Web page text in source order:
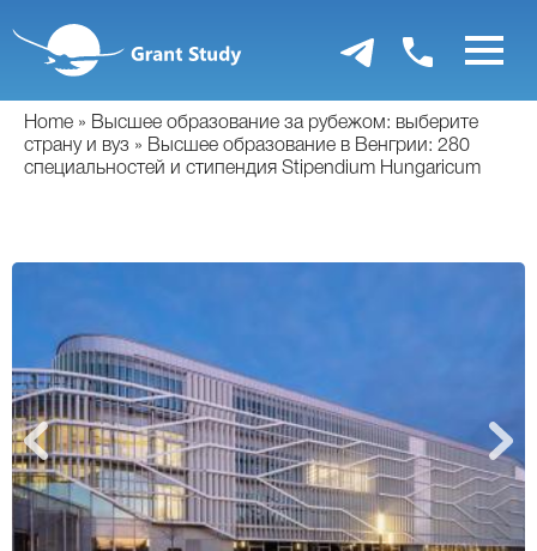
основному
содержанию
Home
Высшее образование за рубежом: выберите
страну и вуз
Высшее образование в Венгрии: 280
специальностей и стипендия Stipendium Hungaricum